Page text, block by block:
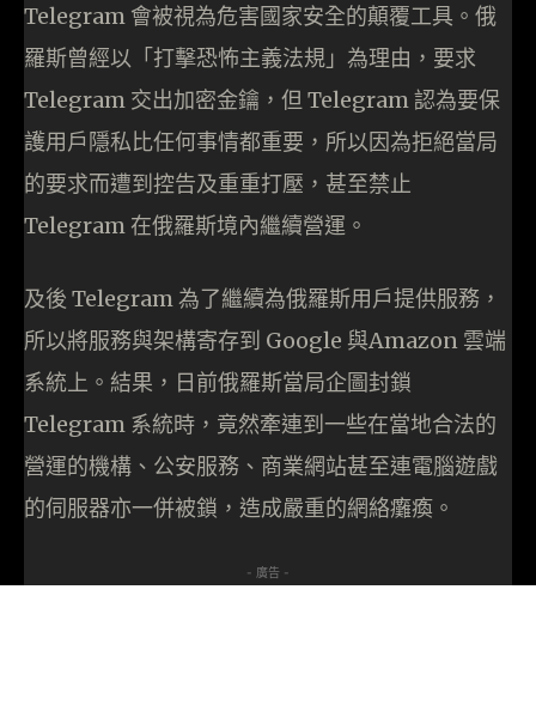
Telegram 會被視為危害國家安全的顛覆工具。俄
羅斯曾經以「打擊恐怖主義法規」為理由，要求
Telegram 交出加密金鑰，但 Telegram 認為要保
護用戶隱私比任何事情都重要，所以因為拒絕當局
的要求而遭到控告及重重打壓，甚至禁止
Telegram 在俄羅斯境內繼續營運。
及後 Telegram 為了繼續為俄羅斯用戶提供服務，
所以將服務與架構寄存到 Google 與Amazon 雲端
系統上。結果，日前俄羅斯當局企圖封鎖
Telegram 系統時，竟然牽連到一些在當地合法的
營運的機構、公安服務、商業網站甚至連電腦遊戲
的伺服器亦一併被鎖，造成嚴重的網絡癱瘓。
- 廣告 -